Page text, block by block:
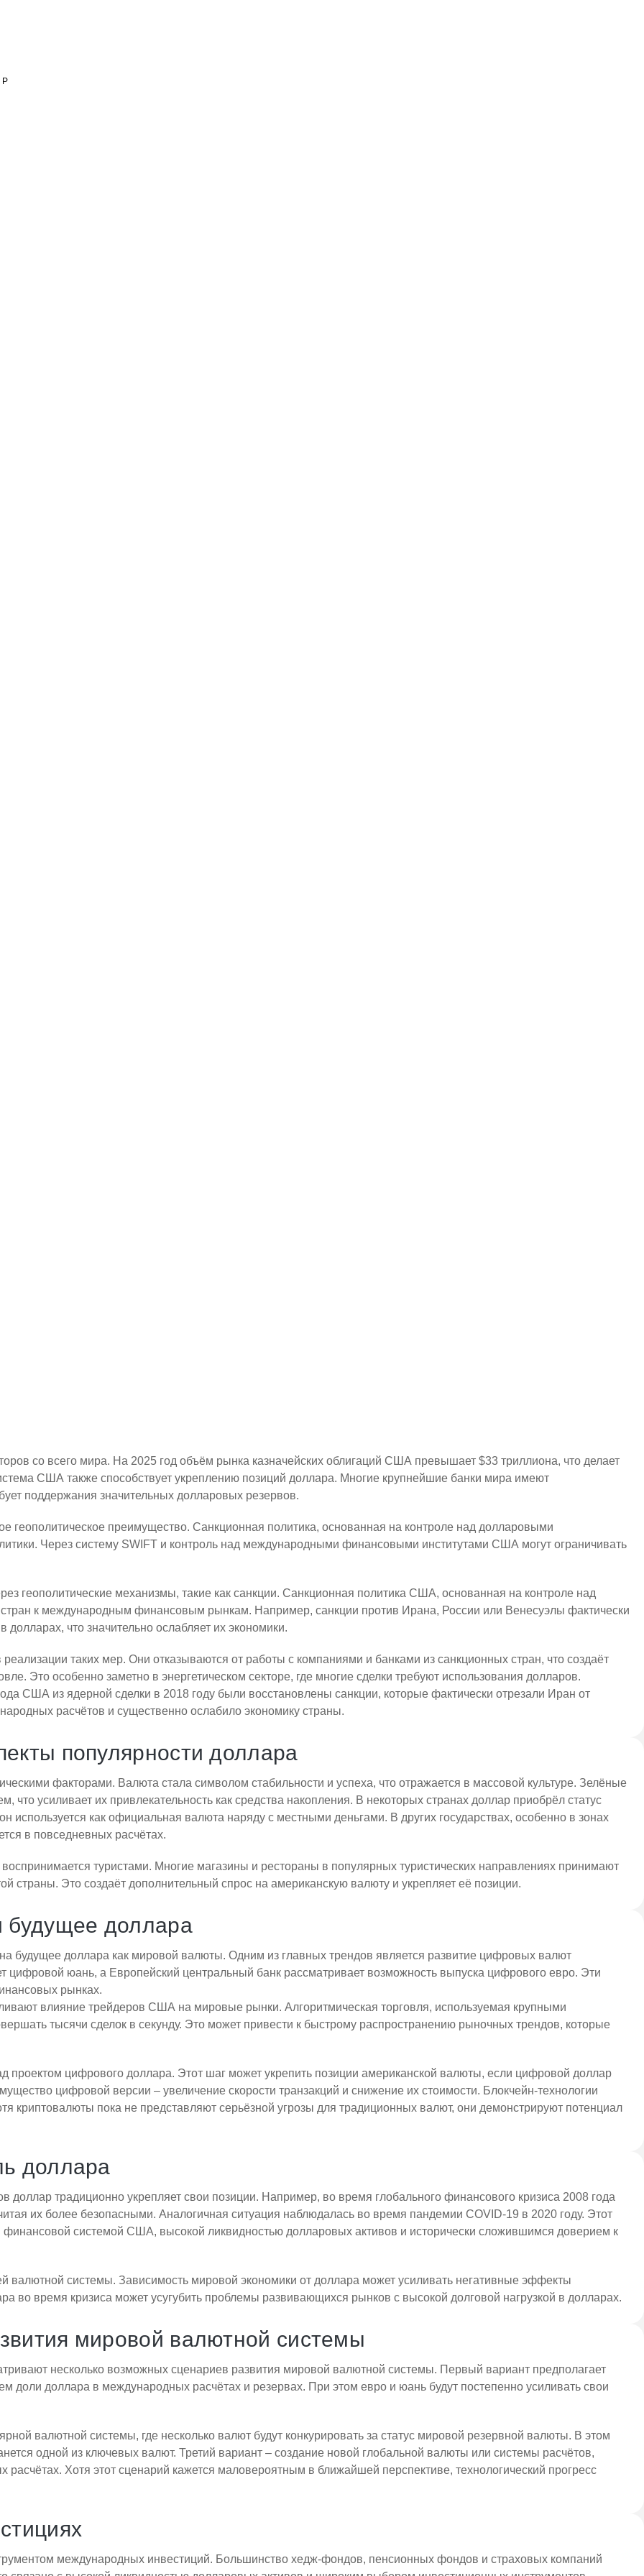
Р
валюта
богатую историю, которая начинается ещё в XVIII веке. Первоначально доллар был введён как официальная
о монетном дворе. Однако его путь к глобальному признанию занял более полутора столетий. Важным этапом
Вудской конференции 1944 года доллар был закреплён как основная резервная валюта мира. Это решение было
золотым стандартом, согласно которому доллар был обеспечен золотом.
к золоту, что положило начало эпохе плавающих валютных курсов. Тем не менее, доллар сохранил своё
развитой финансовой системе и доверию инвесторов. Сегодня он остаётся ключевой валютой для
центральных банков. Масштаб экономики США, высокая ликвидность рынков капитала и политическая
валюте.
торговле
своей универсальности и надёжности. Основным фактором его доминирования является использование
Так называемая "нефтяная сделка" 1970-х годов, заключённая между США и Саудовской Аравией, закрепила
рынке. Это решение имело далеко идущие последствия: страны-экспортёры нефти стали накапливать
его позиции.
и фармацевтика практически полностью зависят от долларовых расчётов. Это создаёт
SWIFT (Общество всемирных межбанковских финансовых телекоммуникаций), через которое проходит
как основную валюту для клиринговых операций. Хотя появились альтернативные системы, такие как
крупнейшими платформами для торговли акциями компаний из разных стран. Многие международные
получить доступ к глобальному капиталу. Однако это также делает их уязвимыми перед решениями
участие трейдеров и спекулянтов в международных фондах и хедж-фондах. Американские инвесторы
им диктовать условия на развивающихся рынках. Например, приток или отток капитала из таких стран, как
американских фондов. Когда трейдеры США начинают выводить средства из этих стран, это может привести
товаров, таких как нефть, золото и металлы. Поскольку большинство контрактов на поставку этих
валюты напрямую влияют на их стоимость. Например, укрепление доллара делает сырьё дороже
на топливо и продовольствие в этих государствах.
рынках, где формируются цены на будущие поставки сырья. Спекулятивные операции крупных игроков
на экономиках стран-экспортёров. Например, падение цен на нефть из-за действий американских
залива или России.
международные долговые рынки. Казначейские облигации США считаются одними из самых надёжных активов в
может изменить расстановку сил на глобальных рынках. Например, если трейдеры начинают выводить
казначейских бумаг, это может привести к росту процентных ставок в этих государствах и увеличению
торговле корпоративными облигациями и другими долговыми инструментами. Их решения могут существенно
стран, особенно тех, которые зависят от иностранного капитала.
значение доллара
является развитая финансовая инфраструктура США. Нью-Йоркская биржа (NYSE) и NASDAQ остаются
ведущих компаний. Капитализация этих рынков значительно превышает показатели других бирж, что
инвесторов.
роль. Казначейские облигации США считаются одними из самых надёжных активов в мире. Их высокая
со всего мира. На 2025 год объём рынка казначейских облигаций США превышает $33 триллиона, что делает
США также способствует укреплению позиций доллара. Многие крупнейшие банки мира имеют
поддержания значительных долларовых резервов.
геополитическое преимущество. Санкционная политика, основанная на контроле над долларовыми
Через систему SWIFT и контроль над международными финансовыми институтами США могут ограничивать
геополитические механизмы, такие как санкции. Санкционная политика США, основанная на контроле над
к международным финансовым рынкам. Например, санкции против Ирана, России или Венесуэлы фактически
что значительно ослабляет их экономики.
таких мер. Они отказываются от работы с компаниями и банками из санкционных стран, что создаёт
Это особенно заметно в энергетическом секторе, где многие сделки требуют использования долларов.
США из ядерной сделки в 2018 году были восстановлены санкции, которые фактически отрезали Иран от
расчётов и существенно ослабило экономику страны.
популярности доллара
факторами. Валюта стала символом стабильности и успеха, что отражается в массовой культуре. Зелёные
что усиливает их привлекательность как средства накопления. В некоторых странах доллар приобрёл статус
как официальная валюта наряду с местными деньгами. В других государствах, особенно в зонах
в повседневных расчётах.
туристами. Многие магазины и рестораны в популярных туристических направлениях принимают
страны. Это создаёт дополнительный спрос на американскую валюту и укрепляет её позиции.
будущее доллара
будущее доллара как мировой валюты. Одним из главных трендов является развитие цифровых валют
цифровой юань, а Европейский центральный банк рассматривает возможность выпуска цифрового евро. Эти
рынках.
влияние трейдеров США на мировые рынки. Алгоритмическая торговля, используемая крупными
тысячи сделок в секунду. Это может привести к быстрому распространению рыночных трендов, которые
проектом цифрового доллара. Этот шаг может укрепить позиции американской валюты, если цифровой доллар
цифровой версии – увеличение скорости транзакций и снижение их стоимости. Блокчейн-технологии
криптовалюты пока не представляют серьёзной угрозы для традиционных валют, они демонстрируют потенциал
доллара
доллар традиционно укрепляет свои позиции. Например, во время глобального финансового кризиса 2008 года
их более безопасными. Аналогичная ситуация наблюдалась во время пандемии COVID-19 в 2020 году. Этот
системой США, высокой ликвидностью долларовых активов и исторически сложившимся доверием к
валютной системы. Зависимость мировой экономики от доллара может усиливать негативные эффекты
во время кризиса может усугубить проблемы развивающихся рынков с высокой долговой нагрузкой в долларах.
мировой валютной системы
несколько возможных сценариев развития мировой валютной системы. Первый вариант предполагает
доли доллара в международных расчётах и резервах. При этом евро и юань будут постепенно усиливать свои
валютной системы, где несколько валют будут конкурировать за статус мировой резервной валюты. В этом
одной из ключевых валют. Третий вариант – создание новой глобальной валюты или системы расчётов,
Хотя этот сценарий кажется маловероятным в ближайшей перспективе, технологический прогресс
международных инвестиций. Большинство хедж-фондов, пенсионных фондов и страховых компаний